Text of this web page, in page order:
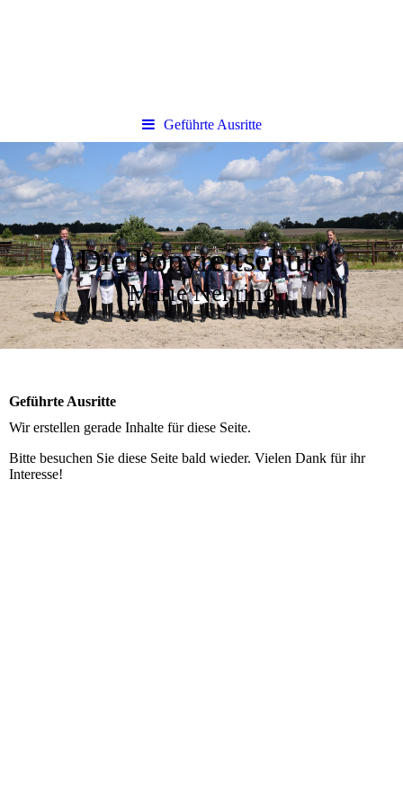
Geführte Ausritte
Die Ponyreitschule
Marie Nehring
Geführte Ausritte
Wir erstellen gerade Inhalte für diese Seite.
Bitte besuchen Sie diese Seite bald wieder. Vielen Dank für ihr
Interesse!